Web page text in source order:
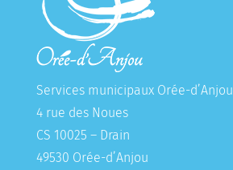
Services municipaux Orée-d’Anjou
4 rue des Noues
CS 10025 – Drain
49530 Orée-d’Anjou